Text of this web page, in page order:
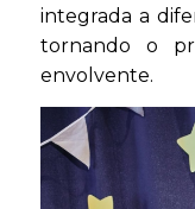
integrada a
tornando o
envolvente.